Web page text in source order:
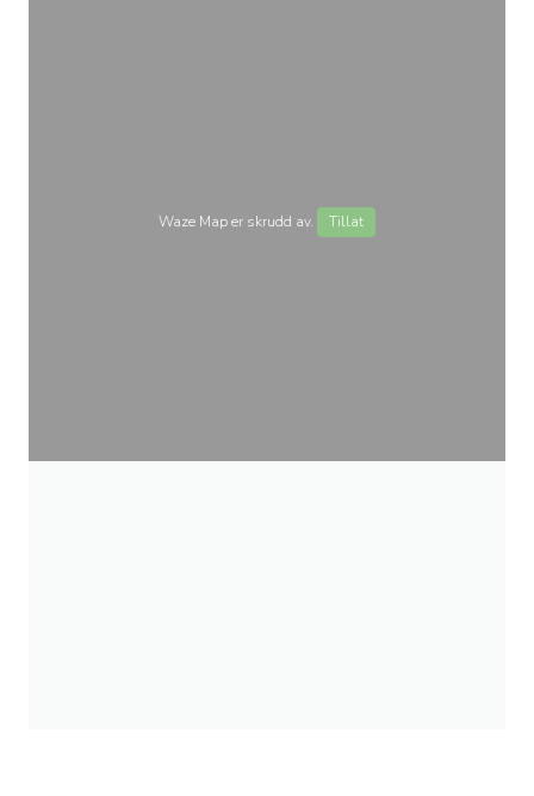
Waze Map er skrudd av. Tillat